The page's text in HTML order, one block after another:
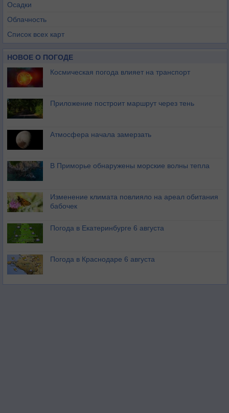
Осадки
Облачность
Список всех карт
НОВОЕ О ПОГОДЕ
Космическая погода влияет на транспорт
Приложение построит маршрут через тень
Атмосфера начала замерзать
В Приморье обнаружены морские волны тепла
Изменение климата повлияло на ареал обитания
бабочек
Погода в Екатеринбурге 6 августа
Погода в Краснодаре 6 августа